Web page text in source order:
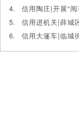
信用陶庄|开展“
信用进机关|薛城
信用大篷车|临城